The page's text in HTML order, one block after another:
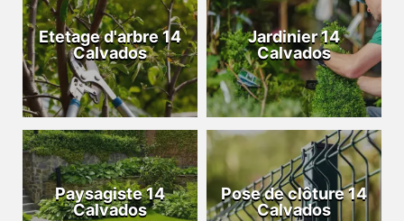
Etetage d'arbre 14
Calvados
Jardinier 14
Calvados
Paysagiste 14
Calvados
Pose de clôture 14
Calvados